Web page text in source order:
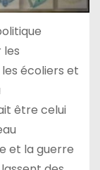
les
écoliers et
être celui
et la guerre